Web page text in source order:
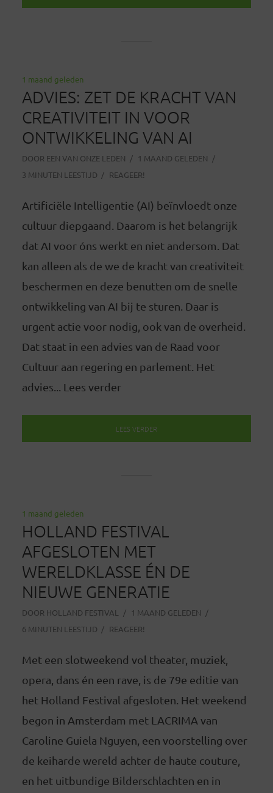
1 maand geleden
ADVIES: ZET DE KRACHT VAN
CREATIVITEIT IN VOOR
ONTWIKKELING VAN AI
DOOR EEN VAN ONZE LEDEN
1 MAAND GELEDEN
3 MINUTEN LEESTIJD
REAGEER!
Artificiële Intelligentie (AI) beïnvloedt onze
cultuur diepgaand. Daarom is het belangrijk
dat AI voor óns werkt en niet andersom. Dat
kan alleen als de we de kracht van creativiteit
beschermen en deze benutten om de snelle
ontwikkeling van AI bij te sturen. Daar is
urgent actie voor nodig, ook van de overheid.
Dat staat in een advies van de Raad voor
Cultuur aan regering en parlement. Het
advies... Lees verder
LEES VERDER
1 maand geleden
HOLLAND FESTIVAL
AFGESLOTEN MET
WERELDKLASSE ÉN DE
NIEUWE GENERATIE
DOOR HOLLAND FESTIVAL
1 MAAND GELEDEN
6 MINUTEN LEESTIJD
REAGEER!
Met een slotweekend vol theater, muziek,
opera, dans én een rave, is de 79e editie van
het Holland Festival afgesloten. Het weekend
begon in Amsterdam met LACRIMA van
Caroline Guiela Nguyen, een voorstelling over
de keiharde wereld achter de haute couture,
en het uitbundige Bilderschlachten en in